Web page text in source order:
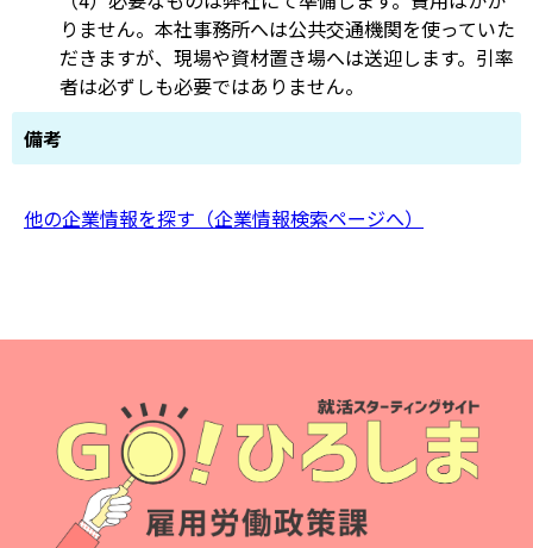
りません。本社事務所へは公共交通機関を使っていた
だきますが、現場や資材置き場へは送迎します。引率
者は必ずしも必要ではありません。
備考
他の企業情報を探す（企業情報検索ページへ）